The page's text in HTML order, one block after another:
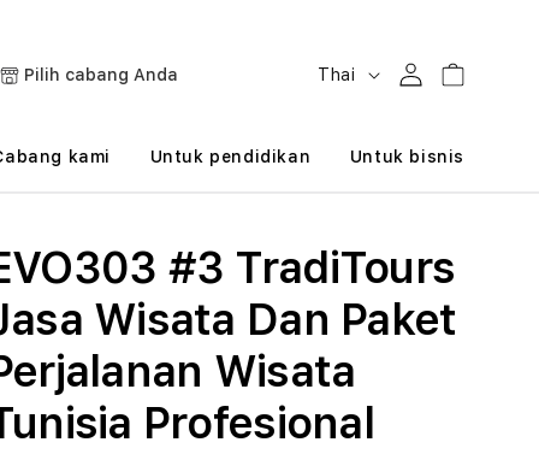
Pilih cabang Anda
B
h
a
Thai MasukKeranjang
kami Untuk pendidikan Untuk bisnis
#3 TradiTours
Wisata Dan Paket
Wisata
Profesional